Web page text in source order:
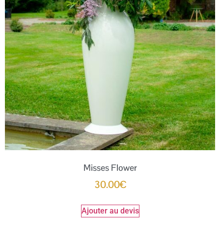
Misses Flower
30.00€
Ajouter au devis